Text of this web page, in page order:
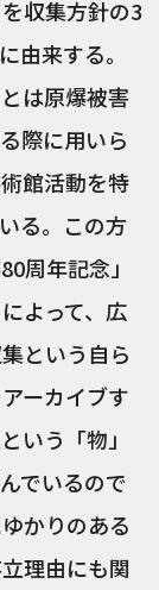
収集方針の3
由来する。
は原爆被害
際に用いら
館活動を特
る。この方
周年記念」
よって、広
という自ら
ーカイブす
いう「物」
でいるので
かりのある
理由にも関